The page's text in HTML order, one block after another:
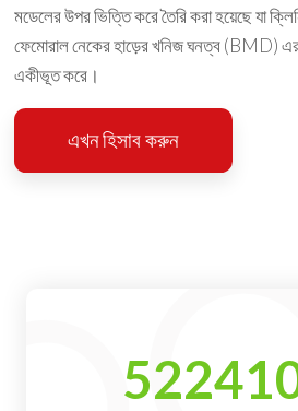
মডেলের উপর ভিত্তি করে তৈরি করা হয়েছে যা
ফেমোরাল নেকের হাড়ের খনিজ ঘনত্ব (BMD)
একীভূত করে।
এখন হিসাব করুন